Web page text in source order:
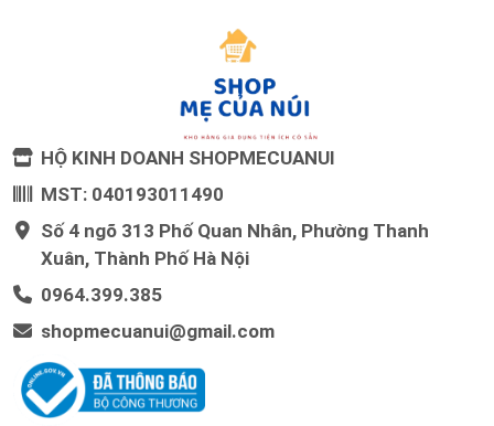
HỘ KINH DOANH SHOPMECUANUI
MST: 040193011490
Số 4 ngõ 313 Phố Quan Nhân, Phường Thanh
Xuân, Thành Phố Hà Nội
0964.399.385
shopmecuanui@gmail.com